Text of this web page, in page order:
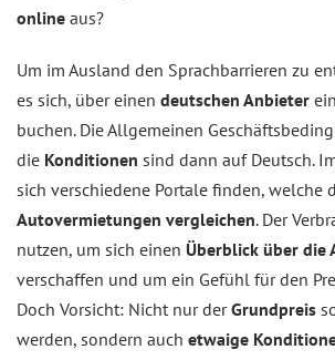
online aus?
Um im Ausland den Sprachbarrieren zu
es sich, über einen deutschen Anbieter
buchen. Die Allgemeinen
die Konditionen sind dann auf Deutsch.
sich verschiedene Portale finden, welche
Autovermietungen vergleichen. Der
nutzen, um sich einen Überblick über die
verschaffen und um ein Gefühl für den
Doch Vorsicht: Nicht nur derGrundpreis
werden, sondern auch etwaige